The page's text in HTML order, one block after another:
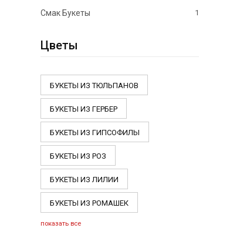
Смак Букеты 1
Цветы
БУКЕТЫ ИЗ ТЮЛЬПАНОВ
БУКЕТЫ ИЗ ГЕРБЕР
БУКЕТЫ ИЗ ГИПСОФИЛЫ
БУКЕТЫ ИЗ РОЗ
БУКЕТЫ ИЗ ЛИЛИИ
БУКЕТЫ ИЗ РОМАШЕК
показать все